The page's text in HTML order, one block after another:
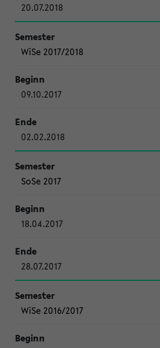
20.07.2018
WiSe 2017/2018
09.10.2017
02.02.2018
SoSe 2017
18.04.2017
28.07.2017
WiSe 2016/2017